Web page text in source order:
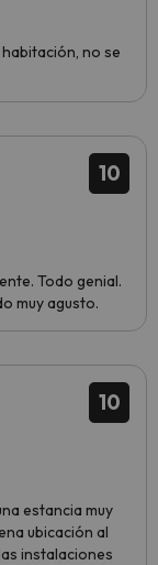
no se
10
Todo genial.
muy agusto.
10
estancia muy
ubicación al
instalaciones